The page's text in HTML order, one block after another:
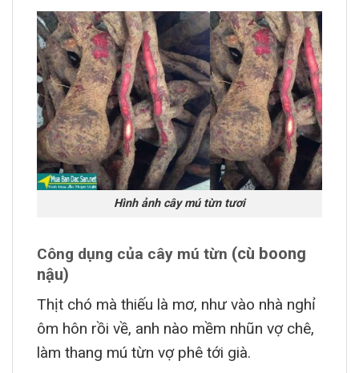
Hình ảnh cây mú từn tươi
Công dụng của cây mú từn (cù boong
nậu)
Thịt chó mà thiếu là mơ, như vào nhà nghỉ
ôm hôn rồi về, anh nào mềm nhũn vợ chê,
làm thang mú từn vợ phê tới già.